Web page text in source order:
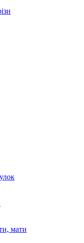
мати